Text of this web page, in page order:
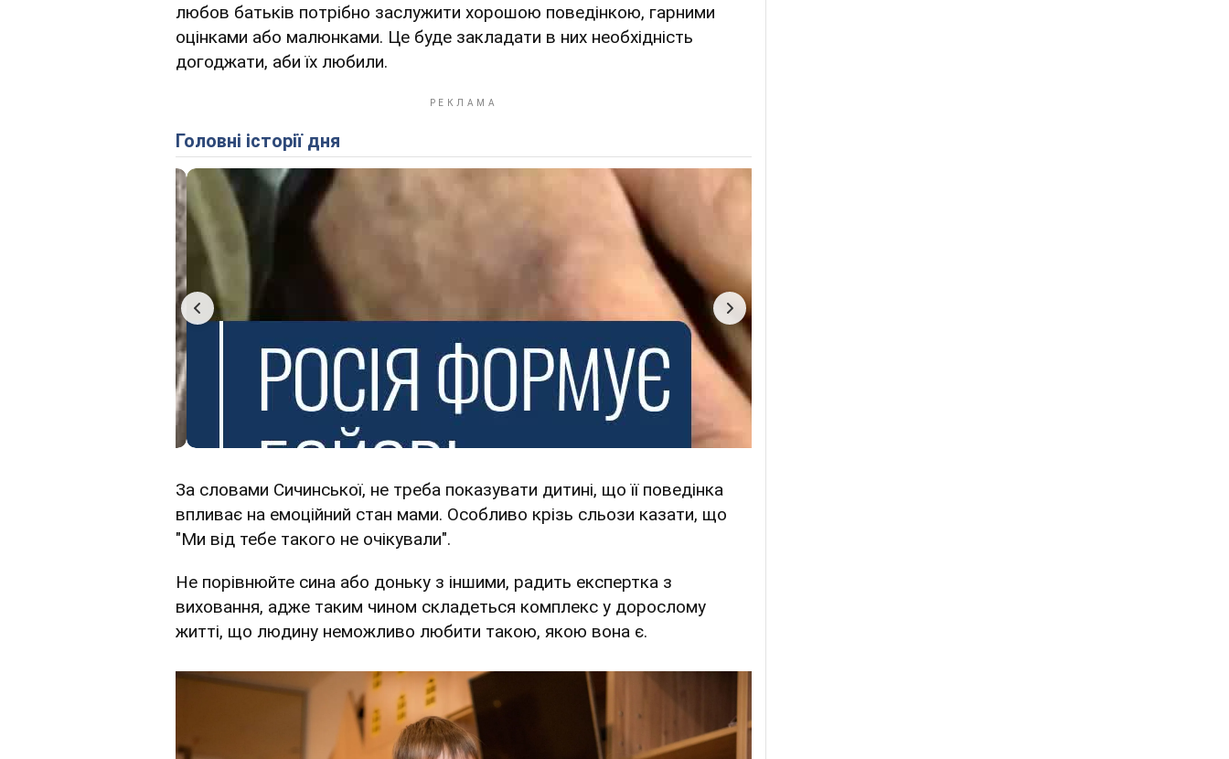
любов батьків потрібно заслужити хорошою поведінкою, гарними
оцінками або малюнками. Це буде закладати в них необхідність
догоджати, аби їх любили.
Головні історії дня
За словами Сичинської, не треба показувати дитині, що її поведінка
впливає на емоційний стан мами. Особливо крізь сльози казати, що
"Ми від тебе такого не очікували".
Не порівнюйте сина або доньку з іншими, радить експертка з
виховання, адже таким чином складеться комплекс у дорослому
житті, що людину неможливо любити такою, якою вона є.